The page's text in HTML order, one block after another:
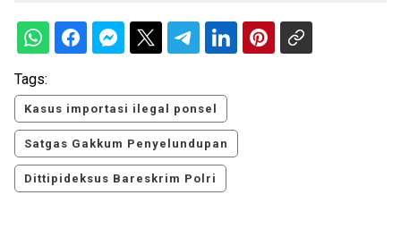
Tags:
Kasus importasi ilegal ponsel
Satgas Gakkum Penyelundupan
Dittipideksus Bareskrim Polri